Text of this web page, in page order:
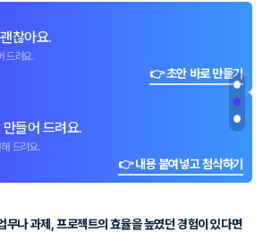
찮아요.
드려요.
👉 초안 바로 만들기
들어 드려요.
드려요.
👉 내용 붙여넣고 첨삭하기
무나 과제, 프로젝트의 효율을 높였던 경험이 있다면